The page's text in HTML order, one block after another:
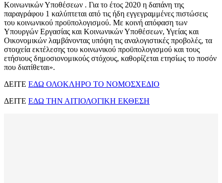
Κοινωνικών Υποθέσεων . Για το έτος 2020 η δαπάνη της
παραγράφου 1 καλύπτεται από τις ήδη εγγεγραμμένες πιστώσεις
του κοινωνικού προϋπολογισμού. Με κοινή απόφαση των
Υπουργών Εργασίας και Κοινωνικών Υποθέσεων, Υγείας και
Οικονομικών λαμβάνοντας υπόψη τις αναλογιστικές προβολές, τα
στοιχεία εκτέλεσης του κοινωνικού προϋπολογισμού και τους
ετήσιους δημοσιονομικούς στόχους, καθορίζεται ετησίως το ποσόν
που διατίθεται».
ΔΕΙΤΕ ΕΔΩ ΟΛΟΚΛΗΡΟ ΤΟ ΝΟΜΟΣΧΕΔΙΟ
ΔΕΙΤΕ ΕΔΩ ΤΗΝ ΑΙΤΙΟΛΟΓΙΚΗ ΕΚΘΕΣΗ